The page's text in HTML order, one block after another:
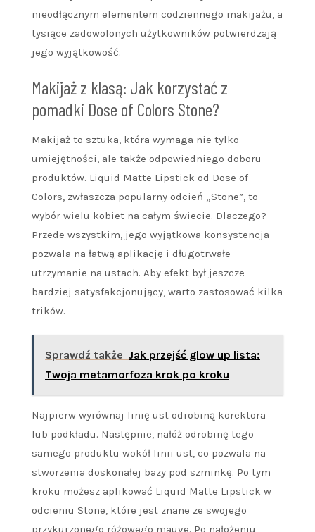
nieodłącznym elementem codziennego makijażu, a
tysiące zadowolonych użytkowników potwierdzają
jego wyjątkowość.
Makijaż z klasą: Jak korzystać z
pomadki Dose of Colors Stone?
Makijaż to sztuka, która wymaga nie tylko
umiejętności, ale także odpowiedniego doboru
produktów. Liquid Matte Lipstick od Dose of
Colors, zwłaszcza popularny odcień „Stone”, to
wybór wielu kobiet na całym świecie. Dlaczego?
Przede wszystkim, jego wyjątkowa konsystencja
pozwala na łatwą aplikację i długotrwałe
utrzymanie na ustach. Aby efekt był jeszcze
bardziej satysfakcjonujący, warto zastosować kilka
trików.
Sprawdź także Jak przejść glow up lista:
Twoja metamorfoza krok po kroku
Najpierw wyrównaj linię ust odrobiną korektora
lub podkładu. Następnie, nałóż odrobinę tego
samego produktu wokół linii ust, co pozwala na
stworzenia doskonałej bazy pod szminkę. Po tym
kroku możesz aplikować Liquid Matte Lipstick w
odcieniu Stone, które jest znane ze swojego
przykurzonego różowego mauve. Po nałożeniu,